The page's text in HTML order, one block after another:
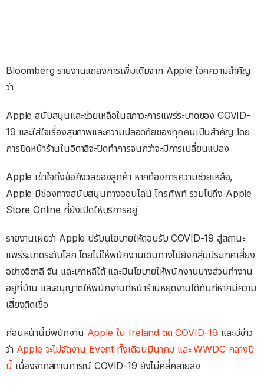
Bloomberg รายงานแถลงการเพิ่มเติมจาก Apple ใจคความสำคัญ
ว่า
Apple สนับสนุนและช่วยเหลือในสภาวะการแพร่ระบาดของ COVID-
19 และใส่ใจเรื่องสุขภาพและความปลอดภัยของทุกคนเป็นสำคัญ โดย
การปิดหน้าร้านในอิตาลีจะปิดทำการจนกว่าจะมีการเปลี่ยนแปลง
Apple เข้าใจถึงข้อกังวลของลูกค้า หากต้องการความช่วยเหลือ,
Apple มีช่องทางสนับสนุนทางออนไลน์ โทรศัพท์ รวมไปถึง Apple
Store Online ที่ยังเปิดให้บริการอยู่
รายงานเผยว่า Apple ปรับนโยบายให้ตอบรับ COVID-19 สู่สถานะ
แพร่ระบาดระดับโลก โดยไม่ให้พนักงานเดินทางไปยังกลุ่มประเทศเสี่ยง
อย่างอิตาลี จีน และเกาหลีใต้ และมีนโยบายให้พนักงานบางส่วนทำงาน
อยู่ที่บ้าน และอนุญาตให้พนักงานที่หน้าร้านหยุดงานได้ทันทีหากมีความ
เสี่ยงติดเชื้อ
ก่อนหน้านี้มีพนักงาน Apple ใน Ireland ติด COVID-19 และมีข่าว
ว่า Apple จะไม่จัดงาน Event ทั้งเดือนมีนาคม และ WWDC กลางปี
นี้ เนื่องจากสถานการณ์ COVID-19 ยังไม่คลี่คลายลง